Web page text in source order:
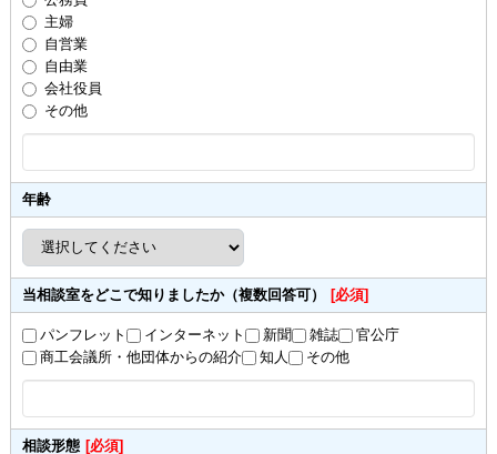
主婦
自営業
自由業
会社役員
その他
年齢
当相談室をどこで知りましたか（複数回答可） [必須]
パンフレット インターネット 新聞 雑誌
官公庁
商工会議所・他団体からの紹介
知人 その他
相談形態 [必須]